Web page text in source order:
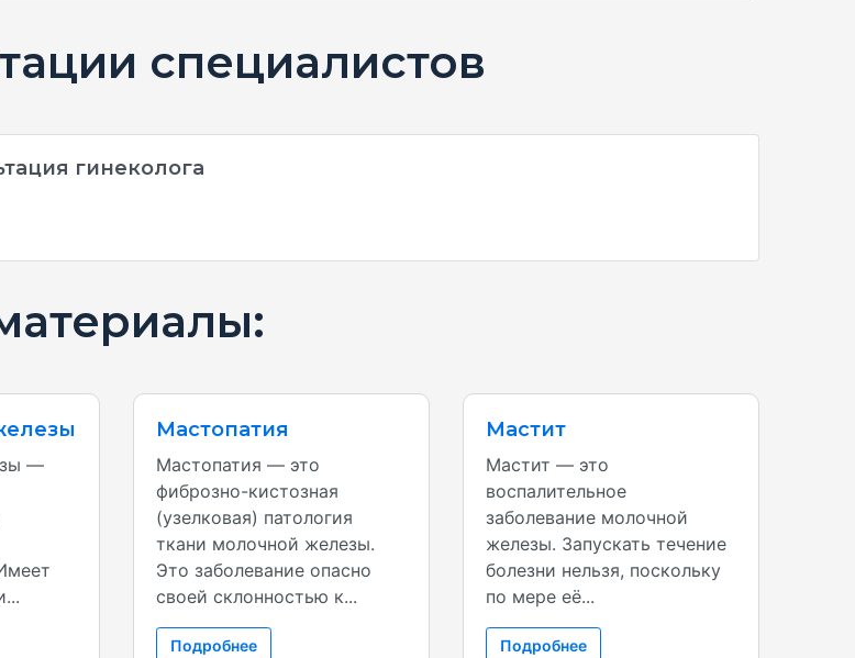
специалистов
гинеколога
—
Мастопатия
Мастопатия — это
фиброзно-кистозная
(узелковая) патология
ткани молочной железы.
Это заболевание опасно
своей склонностью к...
Подробнее
Мастит
Мастит — это
воспалительное
заболевание молочной
железы. Запускать течение
болезни нельзя, поскольку
по мере её...
Подробнее